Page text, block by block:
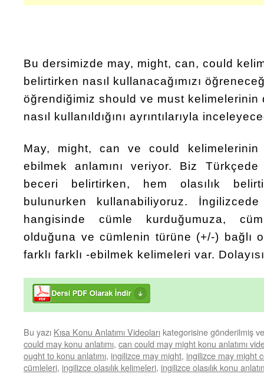
Bu dersimizde may, might, can, could
belirtirken nasıl kullanacağımızı
öğrendiğimiz should ve must kelimelerinin
nasıl kullanıldığını ayrıntılarıyla
May, might, can ve could
ebilmek anlamını veriyor. Biz
beceri belirtirken, hem olasılık
bulunurken kullanabiliyoruz.
hangisinde cümle kurduğumuza,
olduğuna ve cümlenin türüne (+/-) bağlı
farklı farklı -ebilmek kelimeleri var.
Bu yazı Kısa Konu Anlatımı Videoları kategorisine gönderilmiş
could may konu anlatımı, can could may might konu anlatımı
ought to konu anlatımı, ingilizce may might, ingilizce may might
cümleleri, ingilizce olasılık kelimeleri, ingilizce olasılık konu